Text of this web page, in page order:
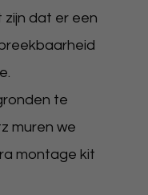
zijn dat er een
te
muren we
montage kit